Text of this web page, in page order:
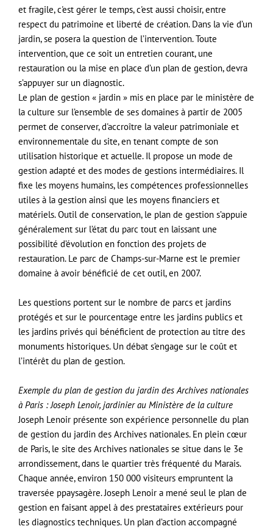
et fragile, c'est gérer le temps, c'est aussi choisir, entre
respect du patrimoine et liberté de création. Dans la vie d’un
jardin, se posera la question de l’intervention. Toute
intervention, que ce soit un entretien courant, une
restauration ou la mise en place d’un plan de gestion, devra
s’appuyer sur un diagnostic.
Le plan de gestion « jardin » mis en place par le ministère de
la culture sur l’ensemble de ses domaines à partir de 2005
permet de conserver, d'accroître la valeur patrimoniale et
environnementale du site, en tenant compte de son
utilisation historique et actuelle. Il propose un mode de
gestion adapté et des modes de gestions intermédiaires. Il
fixe les moyens humains, les compétences professionnelles
utiles à la gestion ainsi que les moyens financiers et
matériels. Outil de conservation, le plan de gestion s’appuie
généralement sur l’état du parc tout en laissant une
possibilité d’évolution en fonction des projets de
restauration. Le parc de Champs-sur-Marne est le premier
domaine à avoir bénéficié de cet outil, en 2007.
Les questions portent sur le nombre de parcs et jardins
protégés et sur le pourcentage entre les jardins publics et
les jardins privés qui bénéficient de protection au titre des
monuments historiques. Un débat s’engage sur le coût et
l’intérêt du plan de gestion.
Exemple du plan de gestion du jardin des Archives nationales
à Paris : Joseph Lenoir, jardinier au Ministère de la culture
Joseph Lenoir présente son expérience personnelle du plan
de gestion du jardin des Archives nationales. En plein cœur
de Paris, le site des Archives nationales se situe dans le 3e
arrondissement, dans le quartier très fréquenté du Marais.
Chaque année, environ 150 000 visiteurs empruntent la
traversée ppaysagère. Joseph Lenoir a mené seul le plan de
gestion en faisant appel à des prestataires extérieurs pour
les diagnostics techniques. Un plan d’action accompagné